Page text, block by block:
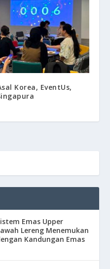
Korea, EventUs,
Emas Upper
Lereng Menemukan
Kandungan Emas